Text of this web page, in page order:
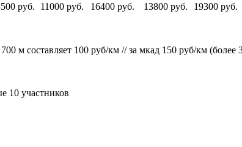
руб. 11000 руб. 16400 руб. 13800 руб. 19300 руб.
м составляет 100 руб/км // за мкад 150 руб/км
10 участников